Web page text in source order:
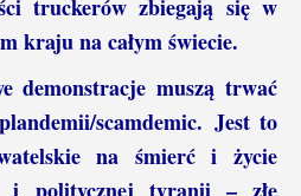
truckerów zbiegają się w
kraju na całym świecie.
demonstracje muszą trwać
scamdemic. Jest to
na śmierć i życie
i politycznej tyranii – złe